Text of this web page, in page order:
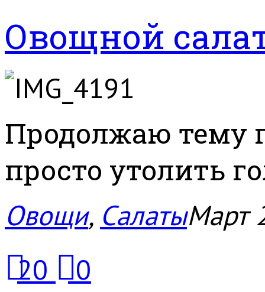
Овощной
Продолжаю тему
просто утолить
Овощи, СалатыМарт
20
0